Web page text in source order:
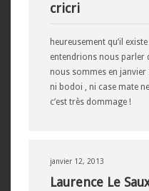
cricri
heureusement qu’il
entendrions nous parler
nous sommes en janvier
ni bodoi , ni case mate
c’est très dommage !
janvier 12, 2013
Laurence Le